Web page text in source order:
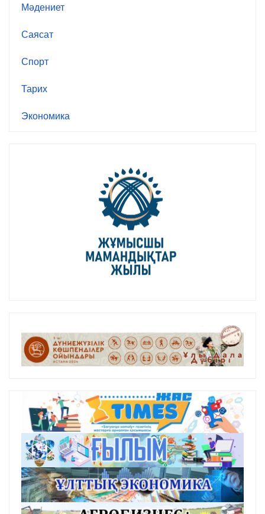
Мәдениет
Саясат
Спорт
Тарих
Экономика